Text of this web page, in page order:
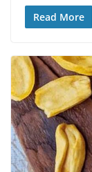
Read More